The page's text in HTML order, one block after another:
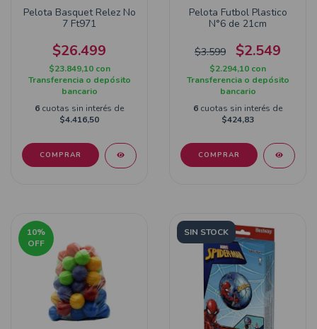
Pelota Basquet Relez No
7 Ft971
$26.499
$23.849,10 con
Transferencia o depósito
bancario
6 cuotas sin interés de
$4.416,50
COMPRAR
Pelota Futbol Plastico
N°6 de 21cm
$3.599 $2.549
$2.294,10 con
Transferencia o depósito
bancario
6 cuotas sin interés de
$424,83
COMPRAR
10%
OFF
SIN STOCK